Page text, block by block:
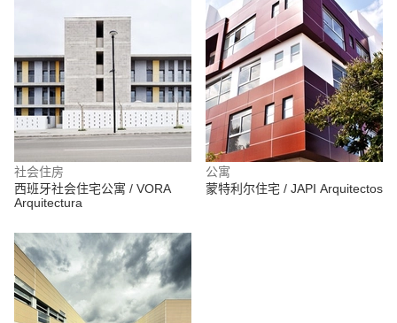
社会住房
西班牙社会住宅公寓 / VORA
Arquitectura
公寓
蒙特利尔住宅 / JAPI Arquitectos